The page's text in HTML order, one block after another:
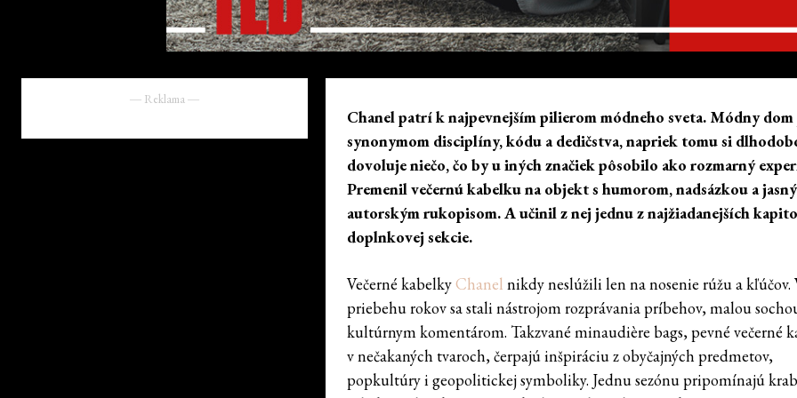
― Reklama ―
Chanel patrí k najpevnejším pilierom módneho sveta. Módny dom
synonymom disciplíny, kódu a dedičstva, napriek tomu si
dovoluje niečo, čo by u iných značiek pôsobilo ako rozmarný
Premenil večernú kabelku na objekt s humorom, nadsázkou a
autorským rukopisom. A učinil z nej jednu z najžiadanejších
doplnkovej sekcie.
Večerné kabelkyChanel nikdy neslúžili len na nosenie rúžu a kľúčov.
priebehu rokov sa stali nástrojom rozprávania príbehov, malou
kultúrnym komentárom. Takzvané minaudière bags, pevné večerné
v nečakaných tvaroch, čerpajú inšpiráciu z obyčajných predmetov,
popkultúry i geopolitickej symboliky. Jednu sezónu pripomínajú